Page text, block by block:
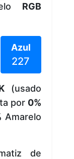
RGB
Azul
227
(usado
por 0%
Amarelo
de